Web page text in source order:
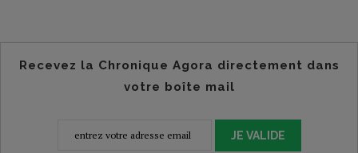
Recevez la Chronique Agora directement dans
votre boîte mail
JE VALIDE